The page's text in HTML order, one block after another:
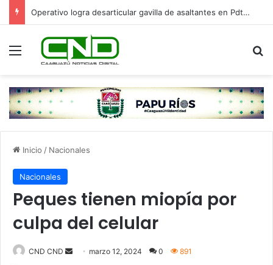
Operativo logra desarticular gavilla de asaltantes en Pdte. Franco: hay cinco detenidos
Menú
Inicio / Nacionales
Nacionales
Peques tienen miopía por
culpa del celular
CND CND
Send marzo 12, 2024 0 891